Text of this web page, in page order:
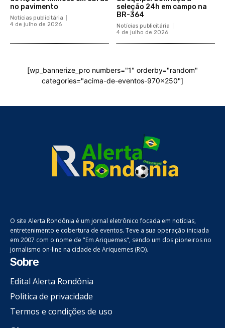
no pavimento
Notícias publicitária
4 de julho de 2026
seleção 24h em campo na
BR-364
Notícias publicitária
4 de julho de 2026
[wp_bannerize_pro numbers="1" orderby="random"
categories="acima-de-eventos-970x250"]
O site Alerta Rondônia é um jornal eletrônico focada em notícias,
entretenimento e cobertura de eventos. Teve a sua operação iniciada
em 2007 com o nome de "Em Ariquemes", sendo um dos pioneiros no
jornalismo on-line na cidade de Ariquemes (RO).
Sobre
Edital Alerta Rondônia
Politica de privacidade
Termos e condições de uso